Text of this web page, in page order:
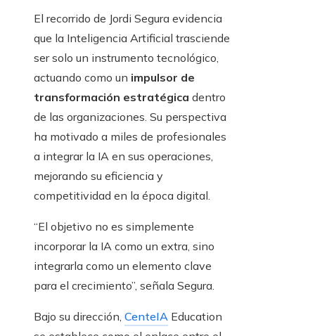
El recorrido de Jordi Segura evidencia
que la Inteligencia Artificial trasciende
ser solo un instrumento tecnológico,
actuando como un impulsor de
transformación estratégica dentro
de las organizaciones. Su perspectiva
ha motivado a miles de profesionales
a integrar la IA en sus operaciones,
mejorando su eficiencia y
competitividad en la época digital.
“El objetivo no es simplemente
incorporar la IA como un extra, sino
integrarla como un elemento clave
para el crecimiento”, señala Segura.
Bajo su dirección, CenteIA Education